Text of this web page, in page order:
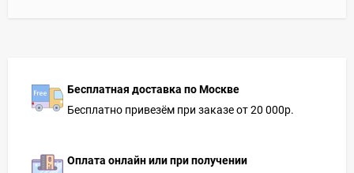
Бесплатная доставка по Москве
Бесплатно привезём при заказе от 20 000р.
Оплата онлайн или при получении